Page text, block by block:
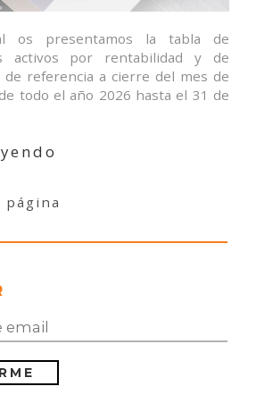
os presentamos la tabla de
activos por rentabilidad y de
de referencia a cierre del mes de
todo el año 2026 hasta el 31 de
activos
rentabilidad
página